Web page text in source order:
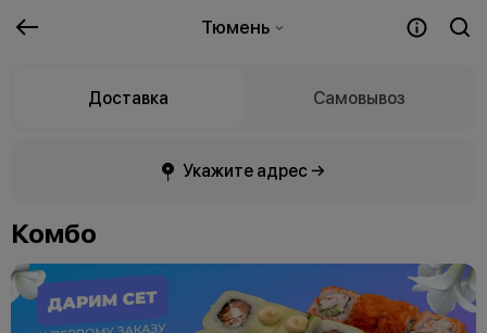
Тюмень
Доставка Самовывоз
Укажите адрес →
Комбо